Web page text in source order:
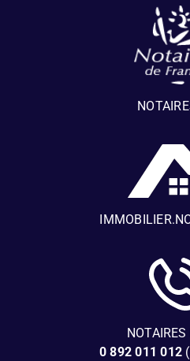
0 892 011 012